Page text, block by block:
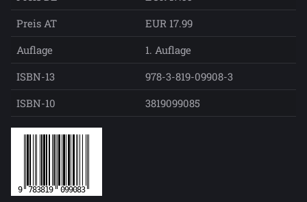
Preis AT
EUR 17.99
Auflage
1. Auflage
ISBN-13
978-3-819-09908-3
ISBN-10
3819099085